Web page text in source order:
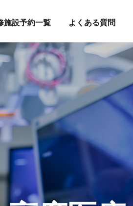
施設予約一覧 よくある質問